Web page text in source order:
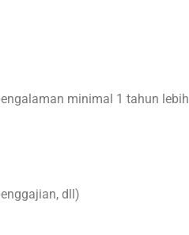
minimal 1 tahun lebih
dll)